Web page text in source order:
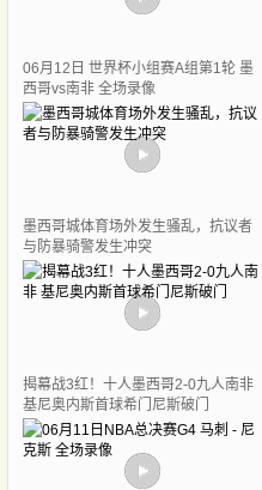
06月12日 世界杯小组赛A组第1轮 墨
西哥vs南非 全场录像
墨西哥城体育场外发生骚乱，抗议者
与防暴骑警发生冲突
揭幕战3红！十人墨西哥2-0九人南非
基尼奥内斯首球希门尼斯破门